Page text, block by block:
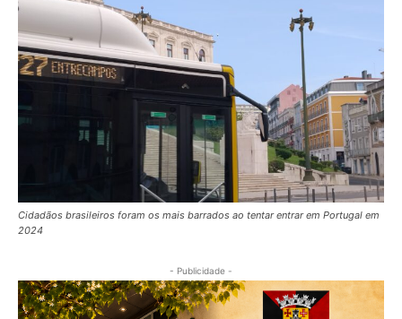
Cidadãos brasileiros foram os mais barrados ao tentar entrar em Portugal em
2024
- Publicidade -